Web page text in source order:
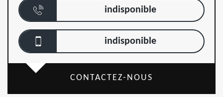
indisponible
indisponible
CONTACTEZ-NOUS